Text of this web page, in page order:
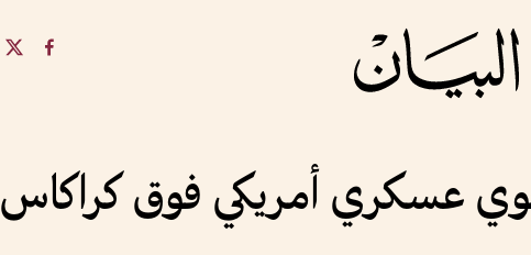
عسكري أمريكي فوق كراكاس